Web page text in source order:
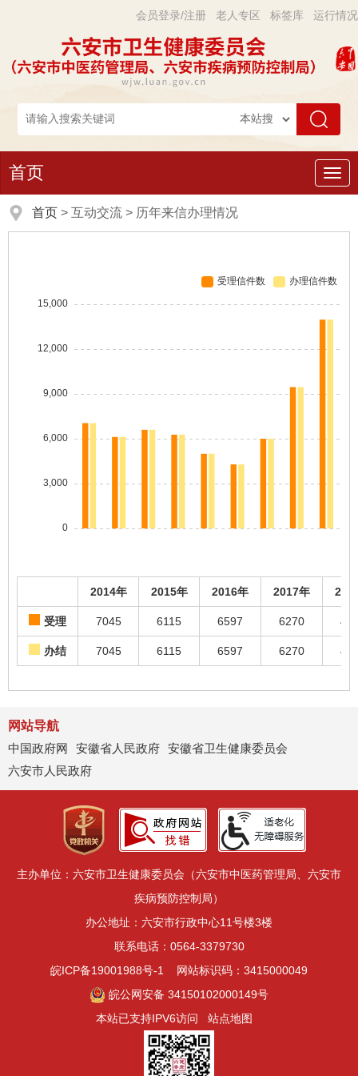
会员登录/注册 老人专区 标签库 运行情况
导
首页
首页 > 互动交流 > 历年来信办理情况
2014年 2015年 2016年 2017年
受理 7045 6115 6597 6270
办结 7045 6115 6597 6270
网站导航
中国政府网
安徽省人民政府 安徽省卫生健康委员会
六安市人民政府
主办单位：六安市卫生健康委员会（六安市中医药管理局、六安市
疾病预防控制局）
办公地址：六安市行政中心11号楼3楼
联系电话：0564-3379730
皖ICP备19001988号-1
网站标识码：3415000049
皖公网安备 34150102000149号
本站已支持IPV6访问
站点地图